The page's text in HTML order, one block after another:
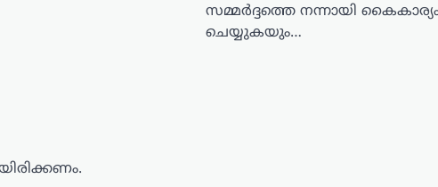
സമ്മർദ്ദത്തെ നന്നായി
ചെയ്യുകയും…